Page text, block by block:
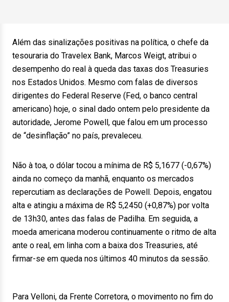
Além das sinalizações positivas na política, o chefe da
tesouraria do Travelex Bank, Marcos Weigt, atribui o
desempenho do real à queda das taxas dos Treasuries
nos Estados Unidos. Mesmo com falas de diversos
dirigentes do Federal Reserve (Fed, o banco central
americano) hoje, o sinal dado ontem pelo presidente da
autoridade, Jerome Powell, que falou em um processo
de “desinflação” no país, prevaleceu.
Não à toa, o dólar tocou a mínima de R$ 5,1677 (-0,67%)
ainda no começo da manhã, enquanto os mercados
repercutiam as declarações de Powell. Depois, engatou
alta e atingiu a máxima de R$ 5,2450 (+0,87%) por volta
de 13h30, antes das falas de Padilha. Em seguida, a
moeda americana moderou continuamente o ritmo de alta
ante o real, em linha com a baixa dos Treasuries, até
firmar-se em queda nos últimos 40 minutos da sessão.
Para Velloni, da Frente Corretora, o movimento no fim do